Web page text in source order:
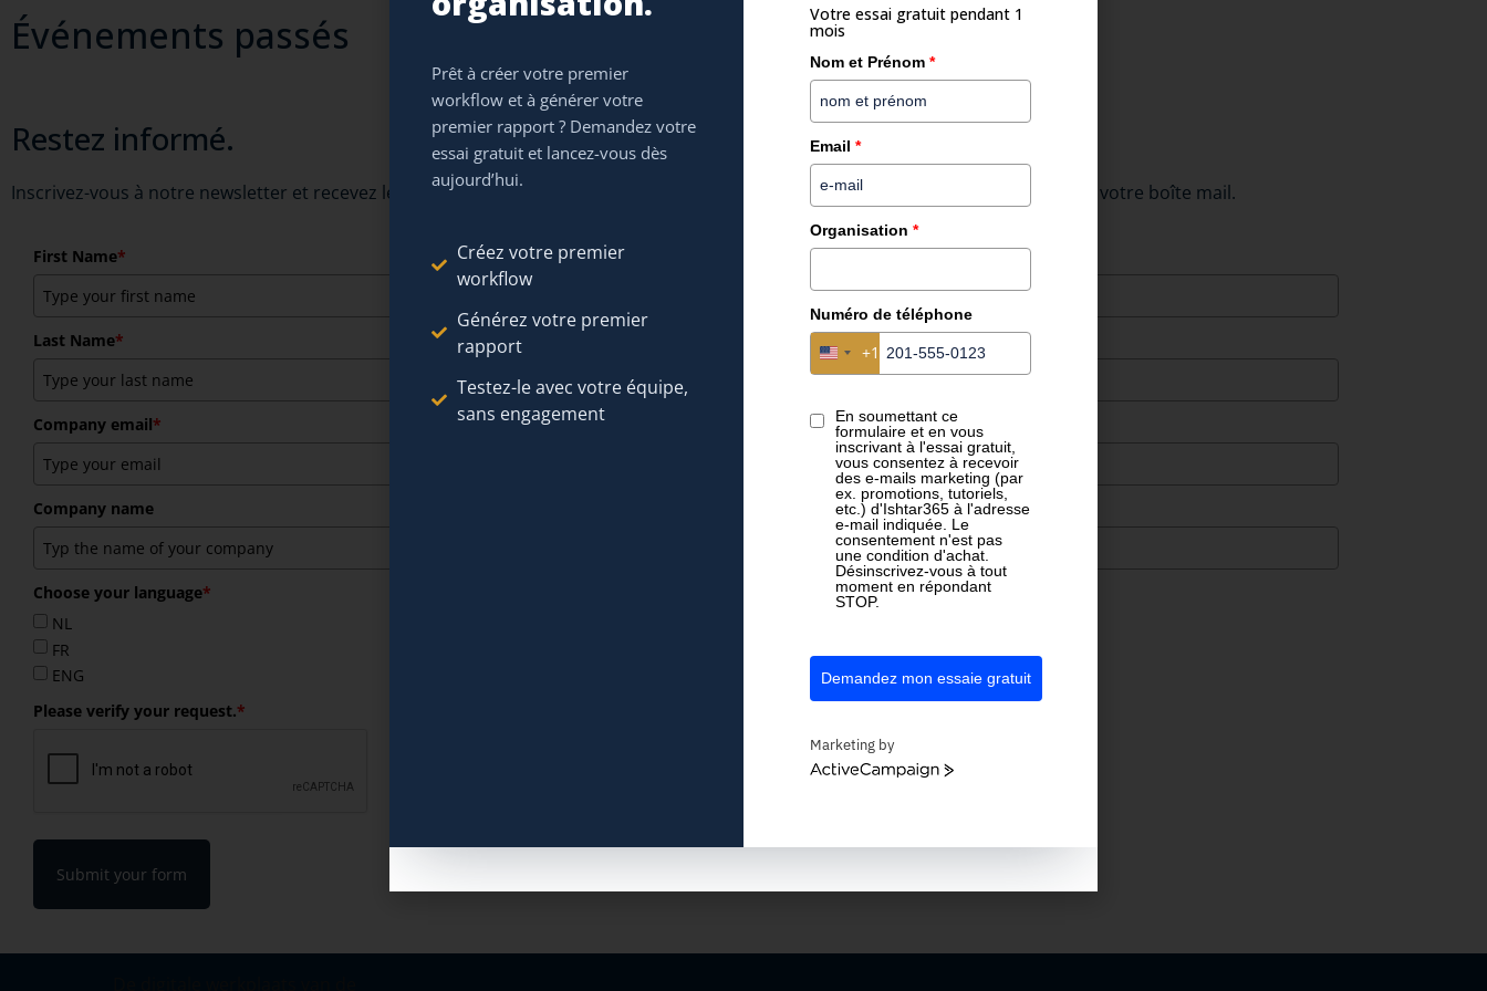
Événements passés
Restez informé.
Inscrivez-vous à notre newsletter et recevez les dernières informations & mises à jour sur le travail future-proof directement dans votre boîte mail.
First Name*
Last Name*
Company email*
Company name
Choose your language*
NL
FR
ENG
Please verify your request.*
Submit your form
Prêt à créer votre premier
workflow et à générer votre
premier rapport ? Demandez votre
essai gratuit et lancez-vous dès
aujourd’hui.
Créez votre premier
workflow
Générez votre premier
rapport
Testez-le avec votre équipe,
sans engagement
Votre essai gratuit pendant 1
mois
Nom et Prénom *
Email *
Organisation *
Numéro de téléphone
United States +1
+1
En soumettant ce
formulaire et en vous
inscrivant à l'essai gratuit,
vous consentez à recevoir
des e-mails marketing (par
ex. promotions, tutoriels,
etc.) d'Ishtar365 à l'adresse
e-mail indiquée. Le
consentement n'est pas
une condition d'achat.
Désinscrivez-vous à tout
moment en répondant
STOP.
Demandez mon essaie gratuit
Marketing by
ActiveCampaign